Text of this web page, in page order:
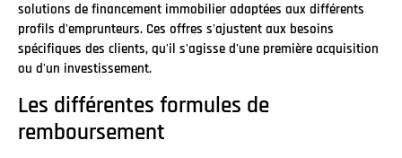
solutions de financement immobilier adaptées aux différents
profils d'emprunteurs. Ces offres s'ajustent aux besoins
spécifiques des clients, qu'il s'agisse d'une première acquisition
ou d'un investissement.
Les différentes formules de
remboursement